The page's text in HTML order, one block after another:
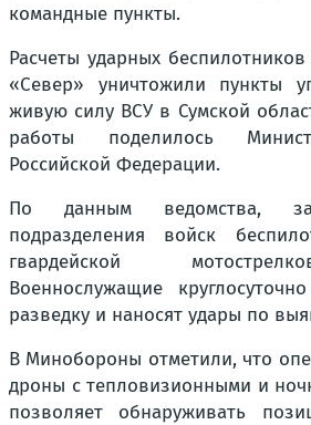
командные пункты.
Расчеты ударных
«Север» уничтожили пункты
живую силу ВСУ в Сумской
работы поделилось
Российской Федерации.
По данным ведомства,
подразделения войск
гвардейской
Военнослужащие
разведку и наносят удары по
В Минобороны отметили, что
дроны с тепловизионными и
позволяет обнаруживать